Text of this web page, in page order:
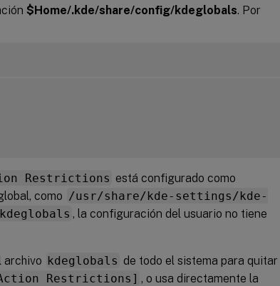
$Home/.kde/share/config/kdeglobals. Por
Restrictions está configurado como
como /usr/share/kde-settings/kde-
, la configuración del usuario no tiene
archivo kdeglobals de todo el sistema para quitar
Action Restrictions] , o usa directamente la